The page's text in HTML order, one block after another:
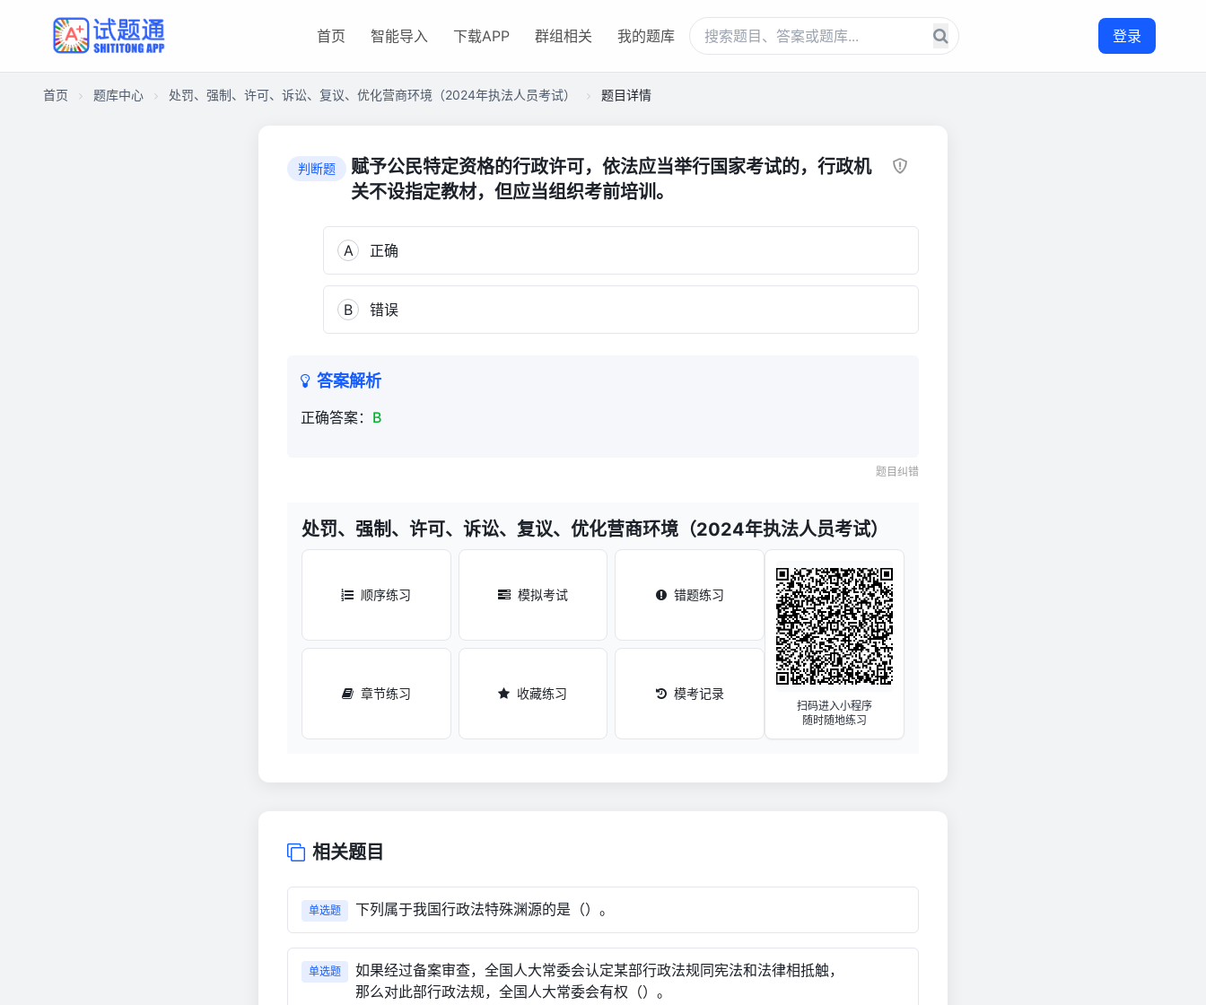
首页 智能导入 下载APP 群组相关 我的题库 登录
首页 题库中心 处罚、强制、许可、诉讼、复议、优化营商环境（2024年执法人员考试） 题目详情
判断题
赋予公民特定资格的行政许可，依法应当举行国家考试的，行政机
关不设指定教材，但应当组织考前培训。
A 正确
B 错误
答案解析
正确答案： B
题目纠错
处罚、强制、许可、诉讼、复议、优化营商环境（2024年执法人员考试）
顺序练习 模拟考试 错题练习
章节练习 收藏练习 模考记录
扫码进入小程序
随时随地练习
相关题目
单选题 下列属于我国行政法特殊渊源的是（）。
单选题
如果经过备案审查，全国人大常委会认定某部行政法规同宪法和法律相抵触，
那么对此部行政法规，全国人大常委会有权（）。